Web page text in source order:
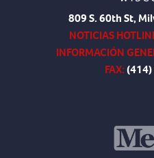
809 S. 60th St,
NOTICIAS
INFORMACIÓN
FAX: